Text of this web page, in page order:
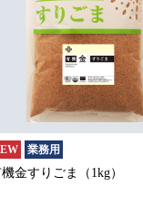
業務用
金すりごま（1kg）